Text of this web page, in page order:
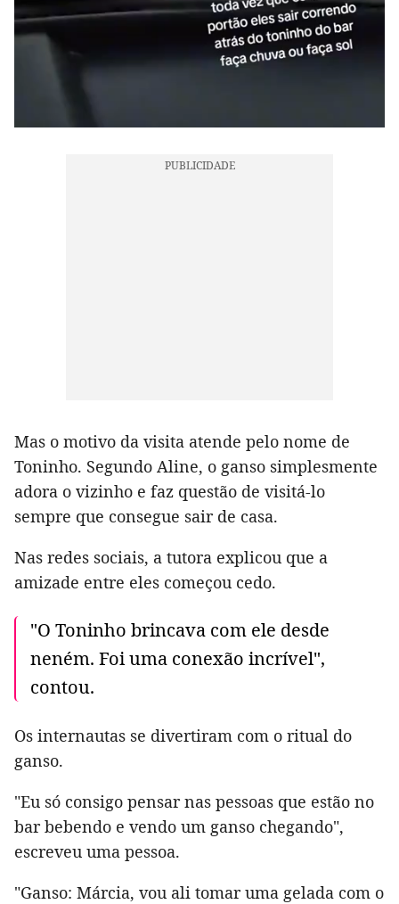
Mas o motivo da visita atende pelo nome de
Toninho. Segundo Aline, o ganso simplesmente
adora o vizinho e faz questão de visitá-lo
sempre que consegue sair de casa.
Nas redes sociais, a tutora explicou que a
amizade entre eles começou cedo.
"O Toninho brincava com ele desde
neném. Foi uma conexão incrível",
contou.
Os internautas se divertiram com o ritual do
ganso.
"Eu só consigo pensar nas pessoas que estão no
bar bebendo e vendo um ganso chegando",
escreveu uma pessoa.
"Ganso: Márcia, vou ali tomar uma gelada com o